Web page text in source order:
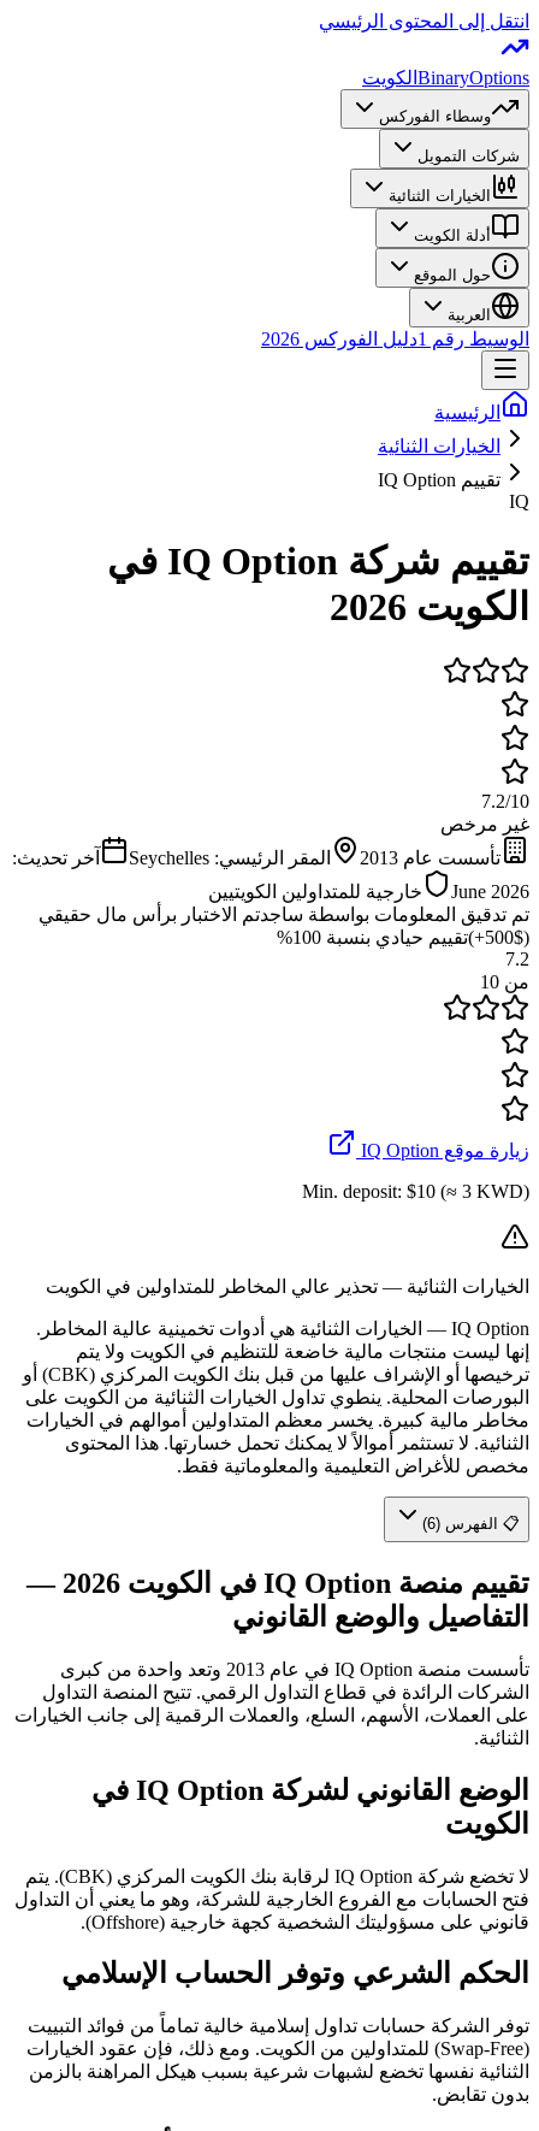
انتقل إلى المحتوى الرئيسي
BinaryOptions الكويت
وسطاء الفوركس
شركات التمويل
الخيارات الثنائية
أدلة الكويت
حول الموقع
العربية
الوسيط رقم 1 دليل الفوركس 2026
الرئيسية
الخيارات الثنائية
تقييم IQ Option
IQ
تقييم شركة IQ Option في
الكويت 2026
7.2/10
غير مرخص
تأسست عام 2013 المقر الرئيسي: Seychelles
آخر تحديث:
June 2026
خارجية للمتداولين الكويتيين
تم تدقيق المعلومات بواسطة ساجدتم الاختبار برأس مال حقيقي
($500+)
تقييم حيادي بنسبة 100%
7.2
من 10
زيارة موقع IQ Option
Min. deposit: $10 (≈ 3 KWD)
الخيارات الثنائية — تحذير عالي المخاطر للمتداولين في الكويت
IQ Option
— الخيارات الثنائية هي أدوات تخمينية عالية المخاطر.
إنها ليست منتجات مالية خاضعة للتنظيم في الكويت ولا يتم
ترخيصها أو الإشراف عليها من قبل بنك الكويت المركزي (CBK) أو
البورصات المحلية. ينطوي تداول الخيارات الثنائية من الكويت على
مخاطر مالية كبيرة. يخسر معظم المتداولين أموالهم في الخيارات
الثنائية. لا تستثمر أموالاً لا يمكنك تحمل خسارتها. هذا المحتوى
مخصص للأغراض التعليمية والمعلوماتية فقط.
📋 الفهرس (6)
تقييم منصة IQ Option في الكويت 2026 —
التفاصيل والوضع القانوني
تأسست منصة IQ Option في عام 2013 وتعد واحدة من كبرى
الشركات الرائدة في قطاع التداول الرقمي. تتيح المنصة التداول
على العملات، الأسهم، السلع، والعملات الرقمية إلى جانب الخيارات
الثنائية.
الوضع القانوني لشركة IQ Option في
الكويت
لا تخضع شركة IQ Option لرقابة بنك الكويت المركزي (CBK). يتم
فتح الحسابات مع الفروع الخارجية للشركة، وهو ما يعني أن التداول
قانوني على مسؤوليتك الشخصية كجهة خارجية (Offshore).
الحكم الشرعي وتوفر الحساب الإسلامي
توفر الشركة حسابات تداول إسلامية خالية تماماً من فوائد التبييت
(Swap-Free) للمتداولين من الكويت. ومع ذلك، فإن عقود الخيارات
الثنائية نفسها تخضع لشبهات شرعية بسبب هيكل المراهنة بالزمن
بدون تقابض.